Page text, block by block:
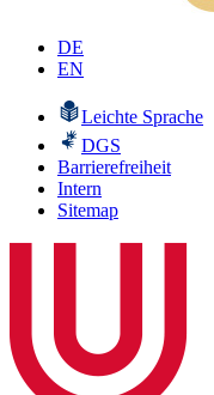
DE
EN
Leichte Sprache
DGS
Barrierefreiheit
Intern
Sitemap